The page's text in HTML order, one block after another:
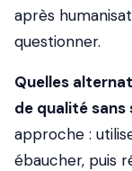
après
questionner.
Quelles
de qualité
approche :
ébaucher, puis